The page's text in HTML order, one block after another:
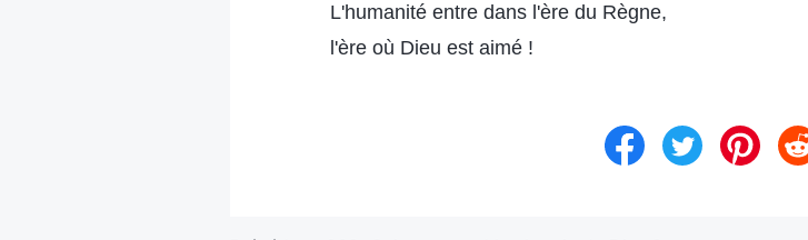
L'humanité entre dans l'ère du Règne,
l'ère où Dieu est aimé !